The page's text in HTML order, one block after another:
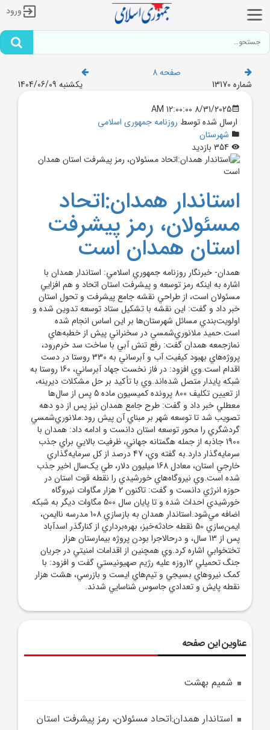
ورود
صفحه 8
شماره 13170
یکشنبه 1404/06/09
8/31/2025 12:00:00 AM
ارسال شده توسط روزنامه جمهوری اسلامی
شهرستان
استاندار همدان:اتحاد
مسئولان، رمز پيشرفت
استان همدان است
همدان- خبرنگار روزنامه جمهوري اسلامي: استاندار همدان با
اشاره به اينکه رمز توسعه و پيشرفت استان اتحاد و هم افزايي
مسئولان است، از طراحي نقشه جامع پيشرفت و تحول استان
خبر داد و گفت: اين نقشه با تشکيل ستاد توسعه تدوين شده و
اولويت‌بندي مسائل شهرستان‌ها بر اين اساس انجام شده
است.حميد ملانوري‌شمسي در سخنراني پيش از خطبه‌هاي
نمازجمعه همدان گفت: رفع تنش آبي با ساخت سد خرم‌رود،
پروژه‌هاي بهبود کيفيت آب و آبرساني به 330 روستا در دست
اقدام است.وي افزود: در فاز نخست جهاد آبرساني، 160 روستا به
شبکه پايدار متصل شده‌اند.وي با تأکيد بر حل مشکلات ديرينه،
از تعيين تکليف 800 پرونده کميسيون ماده 5 پس از سال‌ها
معطلي خبر داد و گفت: طرح جامع همدان نيز پس از دو دهه
تصويب شد تا توسعه شهر بر مبناي آن پيش رود.ملانوري‌شمسي
گردشگري را محور توسعه استان دانست و ادامه داد: همدان با
1900 جاذبه از جمله هگمتانه جهاني، ظرفيت بالايي براي جذب
سرمايه‌گذار دارد.به گفته وي، 47 درصد از کل سرمايه‌گذاري
خارجي استان، معادل 168 ميليون دلار، طي يک‌سال اخير جذب
شده است.وي نيروگاه‌هاي خورشيدي را نقطه قوت استان در
حوزه انرژي دانست و گفت: تاکنون 2 هزار مگاوات نيروگاه
خورشيدي احداث شده و تا پايان سال 500 مگاوات ديگر به شبکه
اضافه مي‌شود.استاندار همدان به بازسازي 108 مدرسه ناايمن،
ايمن‌سازي 50 نقطه حادثه‌خيز، بهره‌برداري از کنارگذر اسدآباد
پس از 13 سال، و درحالاجرا بودن پروژه بيمارستان هزار
تختخوابي اشاره کرد.وي همچنين از اقدامات امنيتي در جريان
جنگ تحميلي 12روزه عليه رژيم صهيونيستي گفت و افزود: با
کمک نيروهاي بسيجي و تيم‌هاي ايست و بازرسي، هشت هزار
نقطه پايش و تعدادي جاسوس شناسايي شدند.
عناوین این صفحه
شمیم بهشت
استاندار همدان:اتحاد مسئولان، رمز پيشرفت استان